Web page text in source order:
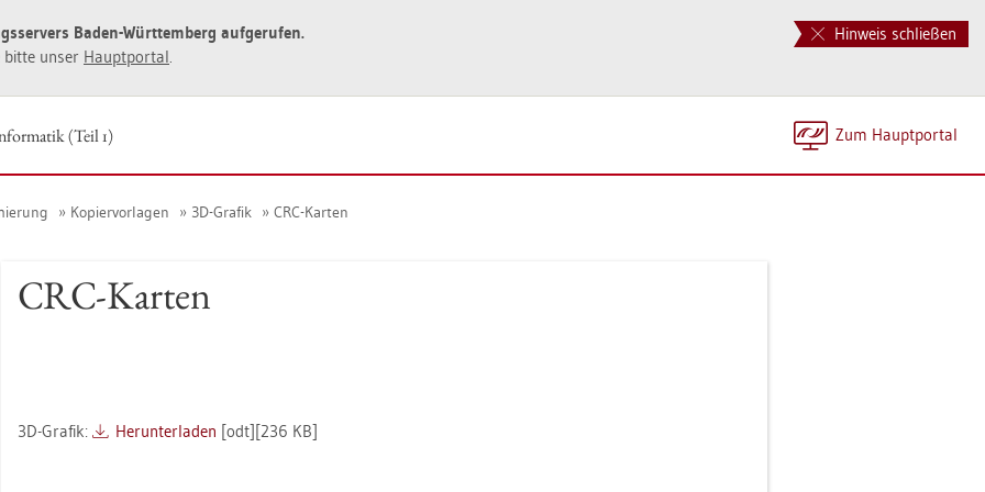
Hinweis schließen
Baden-Würt­tem­berg auf­ge­ru­fen.
bitte unser Haupt­por­tal.
Zum Haupt­por­tal
(Teil 1)
Ko­pier­vor­la­gen 3D-Gra­fik CRC-Kar­ten
CRC-Kar­ten
3D-Gra­fik: Her­un­ter­la­den [odt][236 KB]